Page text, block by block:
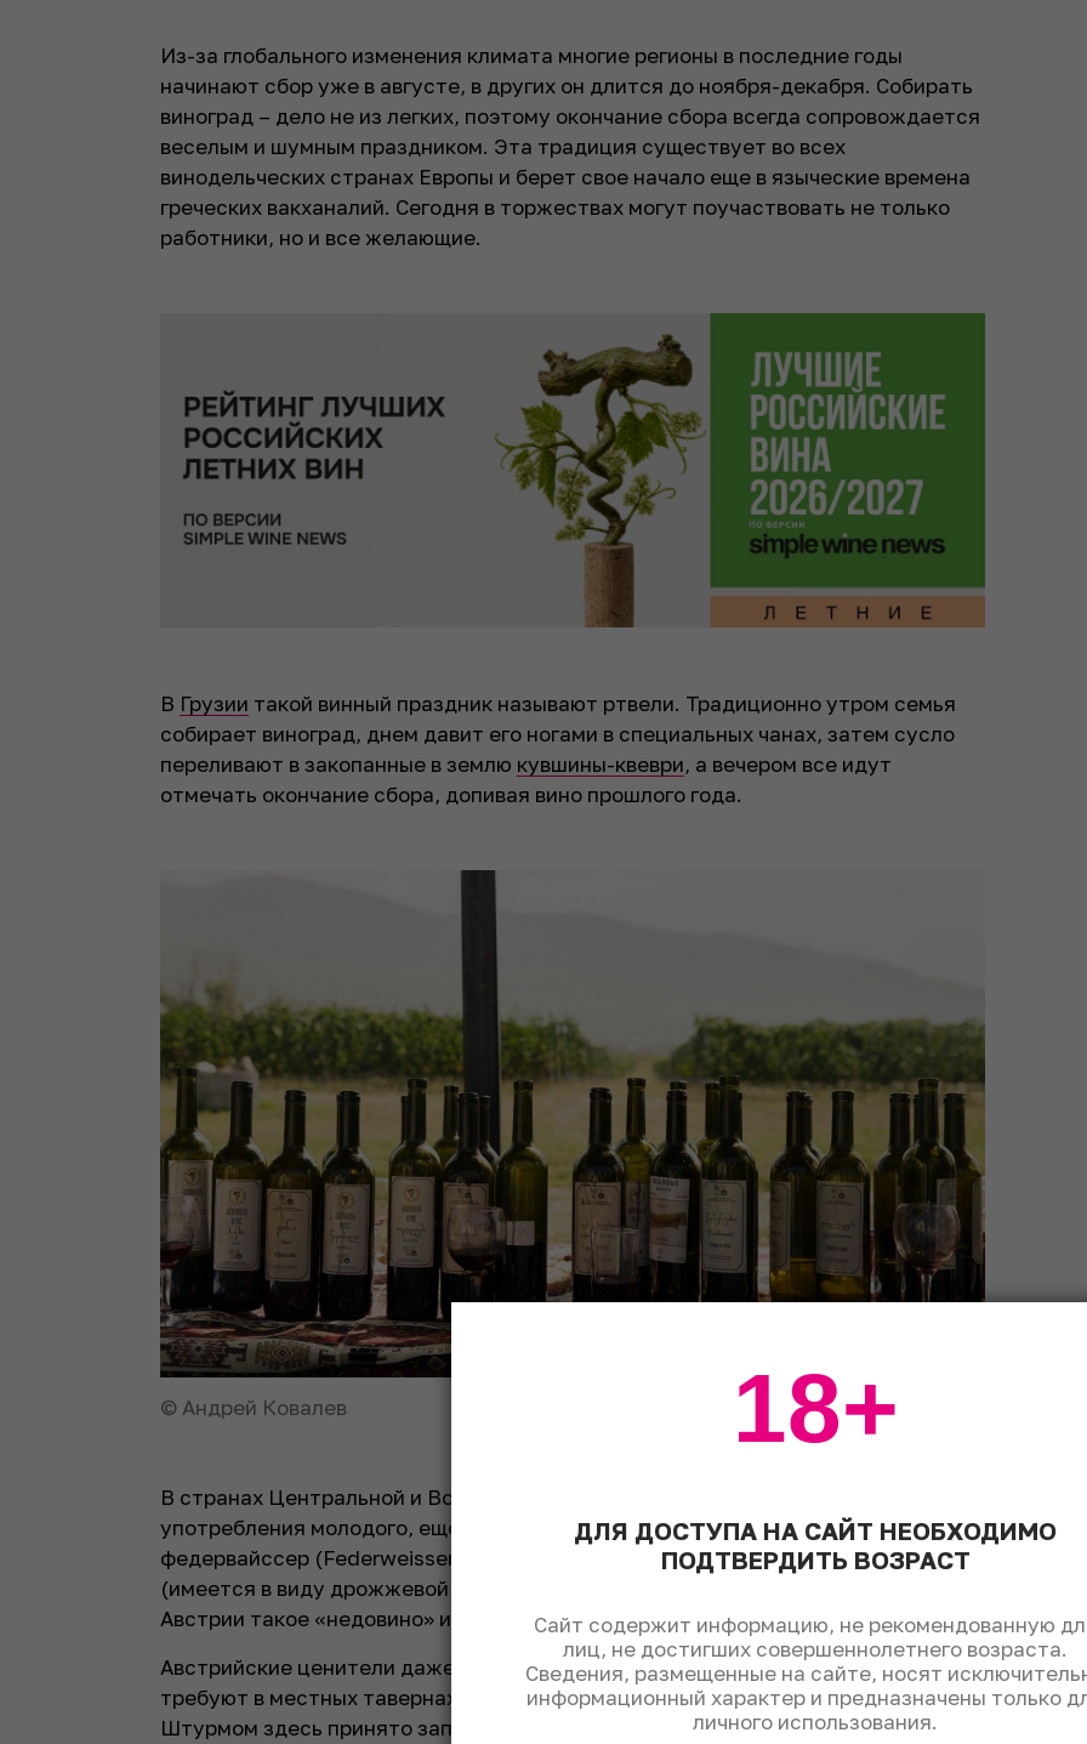
Из-за глобального изменения климата многие регионы в последние годы
начинают сбор уже в августе, в других он длится до ноября-декабря. Собирать
виноград – дело не из легких, поэтому окончание сбора всегда сопровождается
веселым и шумным праздником. Эта традиция существует во всех
винодельческих странах Европы и берет свое начало еще в языческие времена
греческих вакханалий. Сегодня в торжествах могут поучаствовать не только
работники, но и все желающие.
В Грузии такой винный праздник называют ртвели. Традиционно утром семья
собирает виноград, днем давит его ногами в специальных чанах, затем сусло
переливают в закопанные в землю кувшины-квеври, а вечером все идут
отмечать окончание сбора, допивая вино прошлого года.
© Андрей Ковалев
В странах Центральной и Восточной Европы существует традиция
употребления молодого, еще бродящего сусла. В Германии его называют
федервайссер (Federweisser), что переводится как с «белыми перышками»
(имеется в виду дрожжевой осадок, который присутствует в напитке). В
Австрии такое «недовино» именуют штурм (Sturm), а в Чехии – бурчак (burčák).
Австрийские ценители даже умеют отличать стадии брожения напитка и
требуют в местных тавернах-хойригерах штурм послаще или покрепче.
Штурмом здесь принято запивать традиционное осеннее блюдо – запеченного
ДЛЯ ДОСТУПА НА САЙТ НЕОБХОДИМО
ПОДТВЕРДИТЬ ВОЗРАСТ
Сайт содержит информацию, не рекомендованную
лиц, не достигших совершеннолетнего возраста.
Сведения, размещенные на сайте, носят
информационный характер и предназначены только
личного использования.
18+